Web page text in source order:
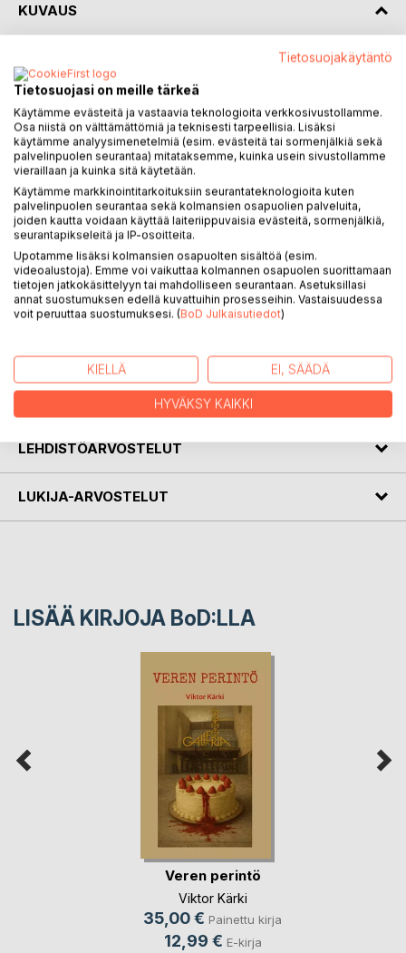
KUVAUS
Espoon Leppävaarassa liikkuu jälleen sarjamurhaaja. Onko
kyseessä sama henkilö kuin aiemmin, jolloin rikokset jäivät
ratkaisematta, koska tekijä oli aina askeleen edellä
tutkijoita? Tällä kertaa rikokset ovat raaempia ja niitä tuntuisi
olevan enemmän. Onko tämä tapaus liikaa espoolaisille
tutkijoille? Tällä kertaa tapausta ei tutki Kiraly, joten jää
nähtäväksi, kuinka tutkijoiden käy. Auttavatko heitä edes
nuo kaksi ikkunan taakse ilmestyvää tuttua varista? Kas
siinä vasta kysymys.
Tämä kaikki selviää, kun luet tämän persoonallisen ja
vauhdikkaan teoksen. Teos on jatkoa romaanille Sinisilmä
(2018).
Teos on kuitenkin yksittäinen kirja, joten se sopii
LEHDISTÖARVOSTELUT
LUKIJA-ARVOSTELUT
LISÄÄ KIRJOJA BoD:LLA
Veren perintö
Viktor Kärki
35,00 € Painettu kirja
12,99 € E-kirja
Tietosuojakäytäntö
Tietosuojasi on meille tärkeä
Käytämme evästeitä ja vastaavia teknologioita verkkosivustollamme.
Osa niistä on välttämättömiä ja teknisesti tarpeellisia. Lisäksi
käytämme analyysimenetelmiä (esim. evästeitä tai sormenjälkiä sekä
palvelinpuolen seurantaa) mitataksemme, kuinka usein sivustollamme
vieraillaan ja kuinka sitä käytetään.
Käytämme markkinointitarkoituksiin seurantateknologioita kuten
palvelinpuolen seurantaa sekä kolmansien osapuolien palveluita,
joiden kautta voidaan käyttää laiteriippuvaisia evästeitä, sormenjälkiä,
seurantapikseleitä ja IP-osoitteita.
Upotamme lisäksi kolmansien osapuolten sisältöä (esim.
videoalustoja). Emme voi vaikuttaa kolmannen osapuolen suorittamaan
tietojen jatkokäsittelyyn tai mahdolliseen seurantaan. Asetuksillasi
annat suostumuksen edellä kuvattuihin prosesseihin. Vastaisuudessa
voit peruuttaa suostumuksesi. (BoD Julkaisutiedot)
KIELLÄ EI, SÄÄDÄ
HYVÄKSY KAIKKI